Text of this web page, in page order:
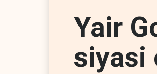
Yair
siyasi